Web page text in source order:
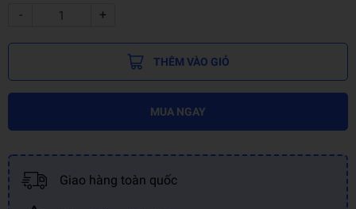
- +
THÊM VÀO GIỎ
MUA NGAY
Giao hàng toàn quốc